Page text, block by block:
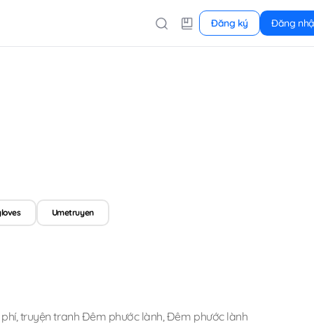
Đăng ký Đăng
Umetruyen
,truyện tranh Đêm phước lành,Đêm phước lành